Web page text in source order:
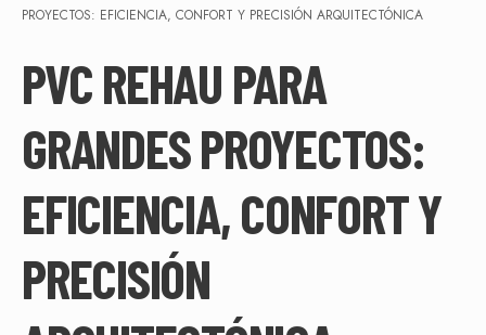
PROYECTOS: EFICIENCIA, CONFORT Y PRECISIÓN ARQUITECTÓNICA
PVC REHAU PARA
GRANDES PROYECTOS:
EFICIENCIA, CONFORT Y
PRECISIÓN